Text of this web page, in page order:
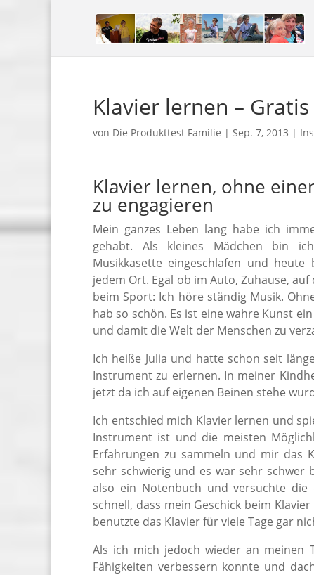
Klavier lernen –
von Die Produkttest Familie | Sep. 7, 2013 |
Klavier lernen, ohne
zu engagieren
Mein ganzes Leben lang habe ich
gehabt. Als kleines Mädchen bin
Musikkasette eingeschlafen und
jedem Ort. Egal ob im Auto, Zuhause,
beim Sport: Ich höre ständig Musik.
hab so schön. Es ist eine wahre Kunst
und damit die Welt der Menschen zu
Ich heiße Julia und hatte schon seit
Instrument zu erlernen. In meiner
jetzt da ich auf eigenen Beinen stehe
Ich entschied mich Klavier lernen und
Instrument ist und die meisten
Erfahrungen zu sammeln und mir das
sehr schwierig und es war sehr schwer
also ein Notenbuch und versuchte die
schnell, dass mein Geschick beim
benutzte das Klavier für viele Tage gar
Als ich mich jedoch wieder an meinen
Fähigkeiten verbessern konnte und